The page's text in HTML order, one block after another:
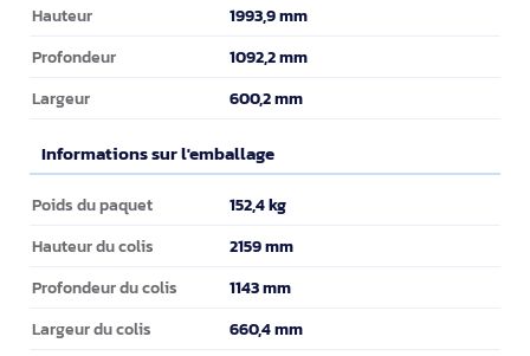
Hauteur 1993,9 mm
Profondeur 1092,2 mm
Largeur 600,2 mm
Informations sur l'emballage
Informations sur l'emballage
Poids du paquet 152,4 kg
Hauteur du colis 2159 mm
Profondeur du colis 1143 mm
Largeur du colis 660,4 mm